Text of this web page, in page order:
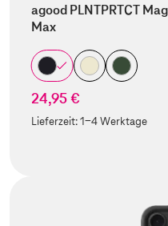
agood PLNTPRTCT
Max
24,95 €
Lieferzeit:1-4 Werktage